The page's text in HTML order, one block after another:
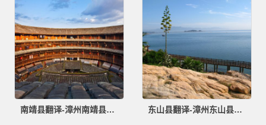
南靖县翻译-漳州南靖县翻译公司 东山县翻译-漳州东山县翻译公司